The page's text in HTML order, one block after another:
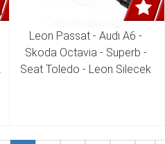
Leon Passat - Audı A6 -
Skoda Octavia - Superb -
Seat Toledo - Leon Silecek